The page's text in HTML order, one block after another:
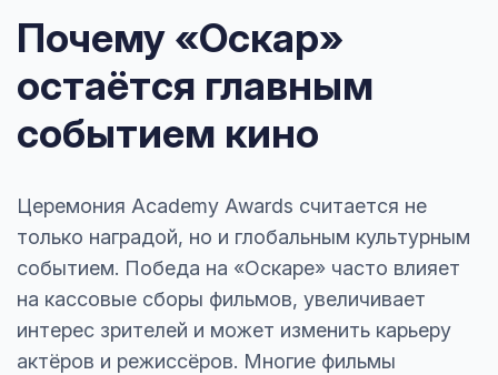
Почему «Оскар»
остаётся главным
событием кино
Церемония Academy Awards считается не
только наградой, но и глобальным культурным
событием. Победа на «Оскаре» часто влияет
на кассовые сборы фильмов, увеличивает
интерес зрителей и может изменить карьеру
актёров и режиссёров. Многие фильмы